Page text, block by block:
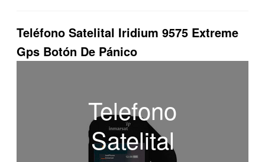
Teléfono Satelital Iridium 9575 Extreme
Gps Botón De Pánico
Telefono
Satelital